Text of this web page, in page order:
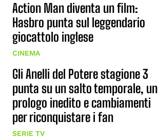
Action Man diventa un film:
Hasbro punta sul leggendario
giocattolo inglese
CINEMA
Gli Anelli del Potere stagione 3
punta su un salto temporale, un
prologo inedito e cambiamenti
per riconquistare i fan
SERIE TV